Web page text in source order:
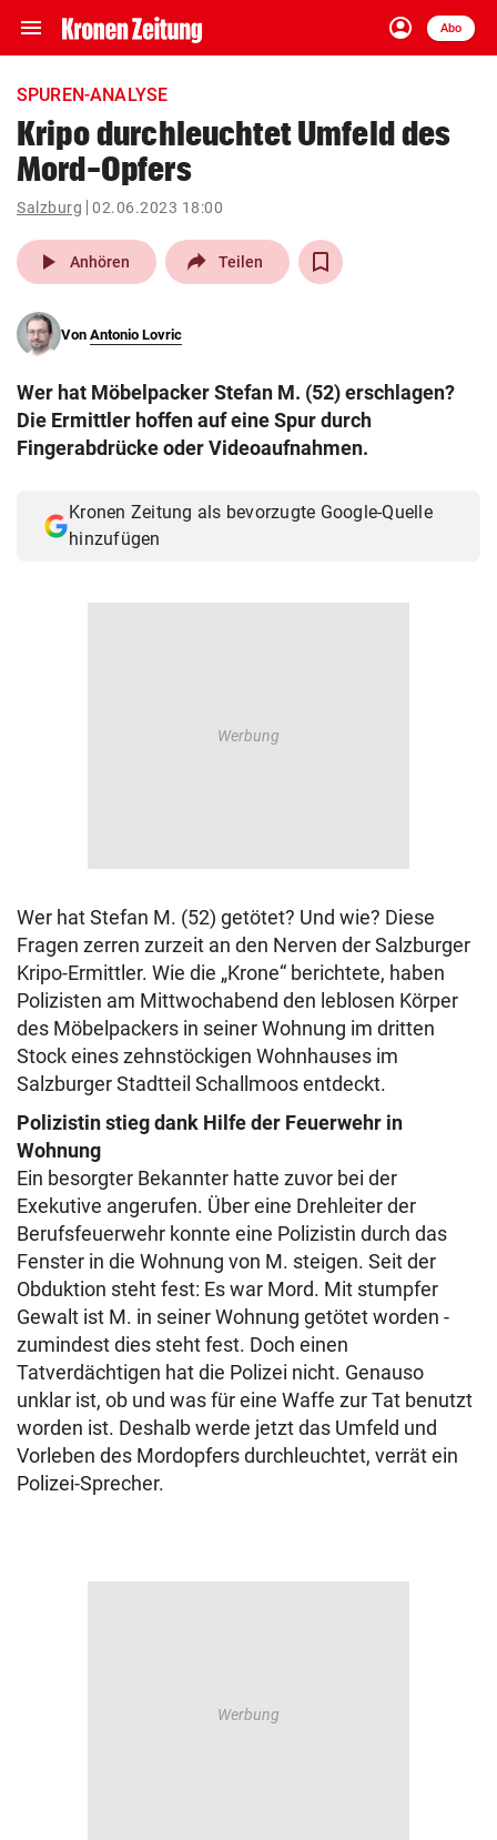
menu Navigation
ein-/ausklappen
account_circle
Anmelden
Abo
close Schließen
account_circle Anmelden
pin_drop
Wien arrow_right
search
eingeben
© Krone Multimedia GmbH & Co KG 2026
Muthgasse 2, 1190 Wien
SPUREN-ANALYSE
Kripo durchleuchtet Umfeld des
Mord-Opfers
Salzburg 02.06.2023 18:00
play_arrow Anhören Teilen
Von Antonio Lovric
Wer hat Möbelpacker Stefan M. (52) erschlagen?
Die Ermittler hoffen auf eine Spur durch
Fingerabdrücke oder Videoaufnahmen.
Kronen Zeitung als bevorzugte Google-Quelle
hinzufügen
Wer hat Stefan M. (52) getötet? Und wie? Diese
Fragen zerren zurzeit an den Nerven der Salzburger
Kripo-Ermittler. Wie die „Krone“ berichtete, haben
Polizisten am Mittwochabend den leblosen Körper
des Möbelpackers in seiner Wohnung im dritten
Stock eines zehnstöckigen Wohnhauses im
Salzburger Stadtteil Schallmoos entdeckt.
Polizistin stieg dank Hilfe der Feuerwehr in
Wohnung
Ein besorgter Bekannter hatte zuvor bei der
Exekutive angerufen. Über eine Drehleiter der
Berufsfeuerwehr konnte eine Polizistin durch das
Fenster in die Wohnung von M. steigen. Seit der
Obduktion steht fest: Es war Mord. Mit stumpfer
Gewalt ist M. in seiner Wohnung getötet worden -
zumindest dies steht fest. Doch einen
Tatverdächtigen hat die Polizei nicht. Genauso
unklar ist, ob und was für eine Waffe zur Tat benutzt
worden ist. Deshalb werde jetzt das Umfeld und
Vorleben des Mordopfers durchleuchtet, verrät ein
Polizei-Sprecher.